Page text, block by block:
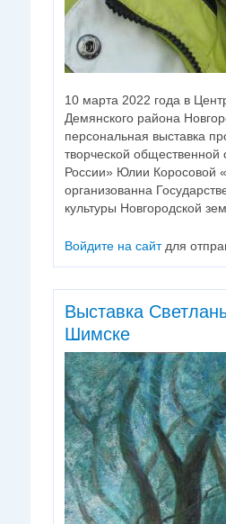
10 марта 2022 года в
Демянского района
персональная выставка
творческой
России» Юлии Коросовой
организованна
культуры Новгородской
Войдите на сайтдля
Выставка
Шимске